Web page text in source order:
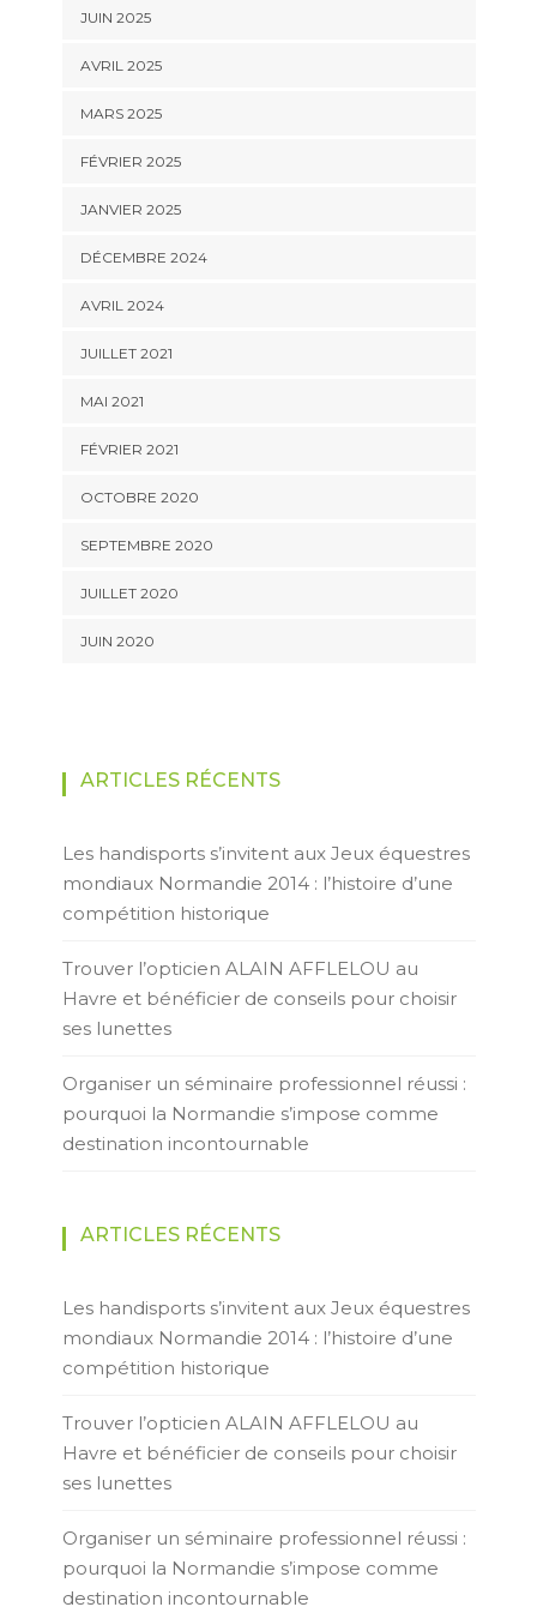
JUIN 2025
AVRIL 2025
MARS 2025
FÉVRIER 2025
JANVIER 2025
DÉCEMBRE 2024
AVRIL 2024
JUILLET 2021
MAI 2021
FÉVRIER 2021
OCTOBRE 2020
SEPTEMBRE 2020
JUILLET 2020
JUIN 2020
ARTICLES RÉCENTS
Les handisports s’invitent aux Jeux équestres
mondiaux Normandie 2014 : l’histoire d’une
compétition historique
Trouver l’opticien ALAIN AFFLELOU au
Havre et bénéficier de conseils pour choisir
ses lunettes
Organiser un séminaire professionnel réussi :
pourquoi la Normandie s’impose comme
destination incontournable
ARTICLES RÉCENTS
Les handisports s’invitent aux Jeux équestres
mondiaux Normandie 2014 : l’histoire d’une
compétition historique
Trouver l’opticien ALAIN AFFLELOU au
Havre et bénéficier de conseils pour choisir
ses lunettes
Organiser un séminaire professionnel réussi :
pourquoi la Normandie s’impose comme
destination incontournable